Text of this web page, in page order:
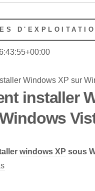
installer
windows XP sous